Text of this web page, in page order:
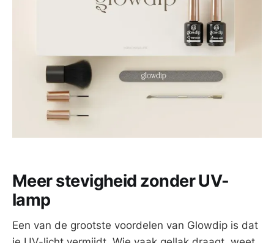
Meer stevigheid zonder UV-
lamp
Een van de grootste voordelen van Glowdip is dat